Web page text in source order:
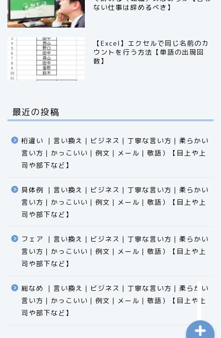
ない仕事は辞めるべき】
【Excel】エクセルで同じ名前のカ
ウントを行う方法【単語の出現回
数】
最近の投稿
桁違い ｜言い換え｜ビジネス｜丁寧な言い方｜柔らかい
言い方｜かっこいい｜例文｜メール｜敬語）【目上や上
司や部下など】​​​​​​​​​​​​​​​​
具体例 ｜言い換え｜ビジネス｜丁寧な言い方｜柔らかい
言い方｜かっこいい｜例文｜メール｜敬語）【目上や上
司や部下など】​​​​​​​​​​​​​​​​
フェア ｜言い換え｜ビジネス｜丁寧な言い方｜柔らかい
言い方｜かっこいい｜例文｜メール｜敬語）【目上や上
司や部下など】​​​​​​​​​​​​​​​​
総なめ ｜言い換え｜ビジネス｜丁寧な言い方｜柔らかい
言い方｜かっこいい｜例文｜メール｜敬語）【目上や上
司や部下など】​​​​​​​​​​​​​​​​
食品
科学
ビジネス用語